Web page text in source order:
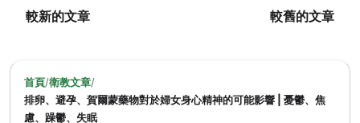
較新的文章 較舊的文章
首頁/衛教文章/
排卵、避孕、賀爾蒙藥物對於婦女身心精神的可能影響 | 憂鬱、焦
慮、躁鬱、失眠